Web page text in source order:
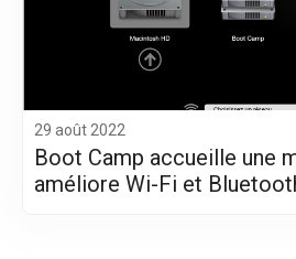
29 août 2022
Boot Camp accueille une
améliore Wi-Fi et